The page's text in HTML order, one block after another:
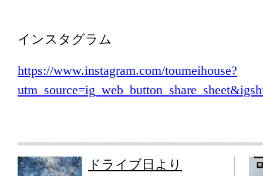
インスタグラム
https://www.instagram.com/toumeihouse?
ドライブ日より